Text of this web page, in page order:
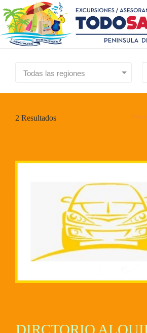
Todas las regiones
2 Resultados
DIRCTORIO